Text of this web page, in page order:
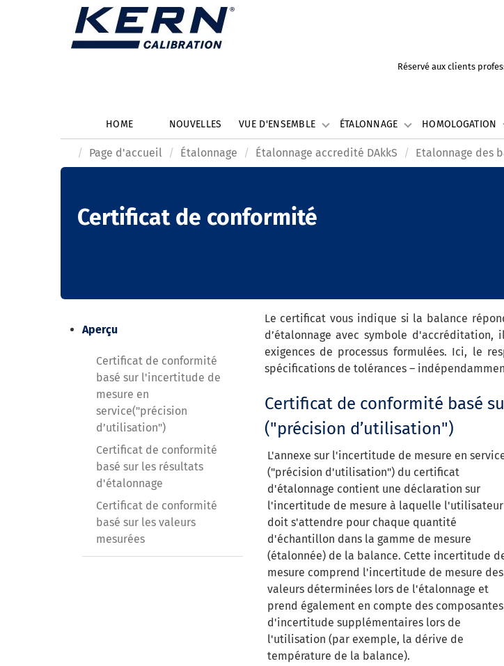
Réservé aux clients
HOME NOUVELLES VUE D'ENSEMBLE ÉTALONNAGE HOMOLOGATION
Page d'accueil Étalonnage Étalonnage accredité DAkkS Etalonnage des
Certificat de conformité
Aperçu
Certificat de conformité
basé sur l'incertitude de
mesure en
service("précision
d’utilisation")
Certificat de conformité
basé sur les résultats
d'étalonnage
Certificat de conformité
basé sur les valeurs
mesurées
Le certificat vous indique si la balance
d’étalonnage avec symbole
exigences de processus formulées. Ici, le
spécifications de tolérances –
Certificat de conformité basé
("précision d’utilisation")
L'annexe sur l'incertitude de mesure en
("précision d'utilisation") du certificat
d'étalonnage contient une déclaration sur
l'incertitude de mesure à laquelle l'utilisateur
doit s'attendre pour chaque quantité
d'échantillon dans la gamme de mesure
(étalonnée) de la balance. Cette incertitude
mesure comprend l'incertitude de mesure des
valeurs déterminées lors de l'étalonnage et
prend également en compte des composantes
d'incertitude supplémentaires lors de
l'utilisation (par exemple, la dérive de
température de la balance).